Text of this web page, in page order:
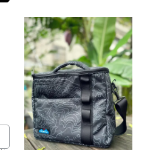
遇庫存不足無法下單，亦歡
迎洽詢客服。